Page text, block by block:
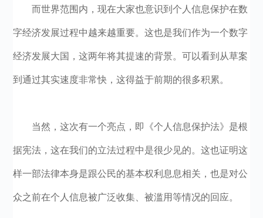
而世界范围内，现在大家也意识到个人信息保护在数
字经济发展过程中越来越重要。这也是我们作为一个数字
经济发展大国，这两年将其提速的背景。可以看到从草案
到通过其实速度非常快，这得益于前期的很多积累。
当然，这次有一个亮点，即《个人信息保护法》是根
据宪法，这在我们的立法过程中是很少见的。这也证明这
样一部法律本身是跟公民的基本权利息息相关，也是对公
众之前在个人信息被广泛收集、被滥用等情况的回应。